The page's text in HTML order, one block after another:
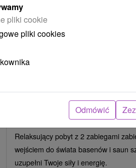
Intensywny pobyt MINI
★★★Trenczańskie
Śniadanie I Kolacja
Relaksujący pobyt z 2 zabiegami
wejściem do świata basenów i saun
uzupełni Twoje siły i energię.
pliki cookie
pliki cookies
Odmówić